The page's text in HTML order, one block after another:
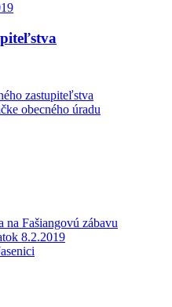
zastupiteľstva
obecného úradu
na Fašiangovú zábavu
8.2.2019